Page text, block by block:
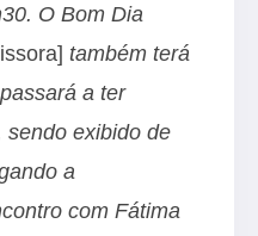
O Bom Dia
também terá
a ter
sendo exibido de
a
com Fátima